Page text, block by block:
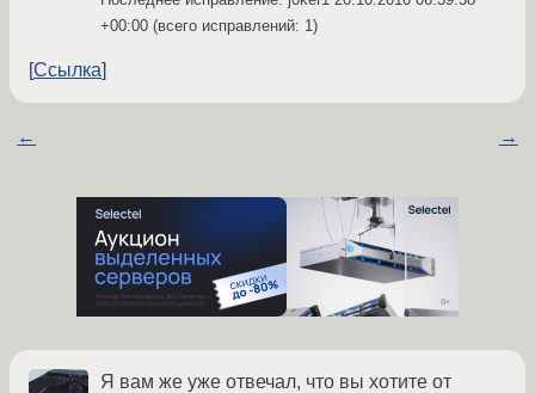
+00:00 (всего исправлений: 1)
Ссылка
← →
Я вам же уже отвечал, что вы хотите от